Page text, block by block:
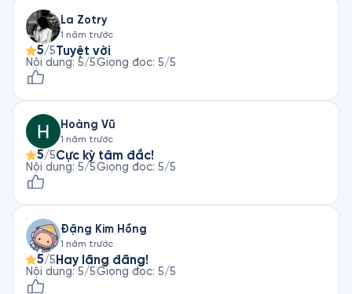
La Zotry
1 năm trước
5/5Tuyệt vời
Nội dung: 5/5Giọng đọc: 5/5
Hoàng Vũ
1 năm trước
5/5Cực kỳ tâm đắc!
Nội dung: 5/5Giọng đọc: 5/5
Đặng Kim Hồng
1 năm trước
5/5 Hay lãng đãng!
Nội dung: 5/5Giọng đọc: 5/5